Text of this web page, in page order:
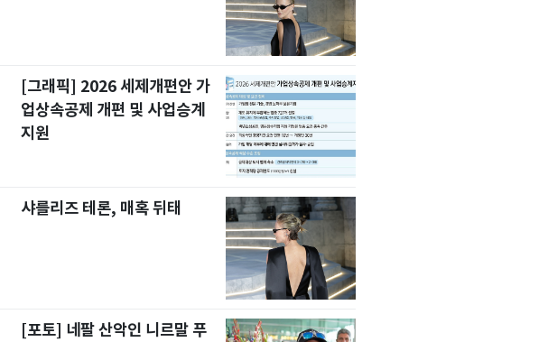
[그래픽] 2026 세제개편안 가
업상속공제 개편 및 사업승계
지원
샤를리즈 테론, 매혹 뒤태
[포토] 네팔 산악인 니르말 푸